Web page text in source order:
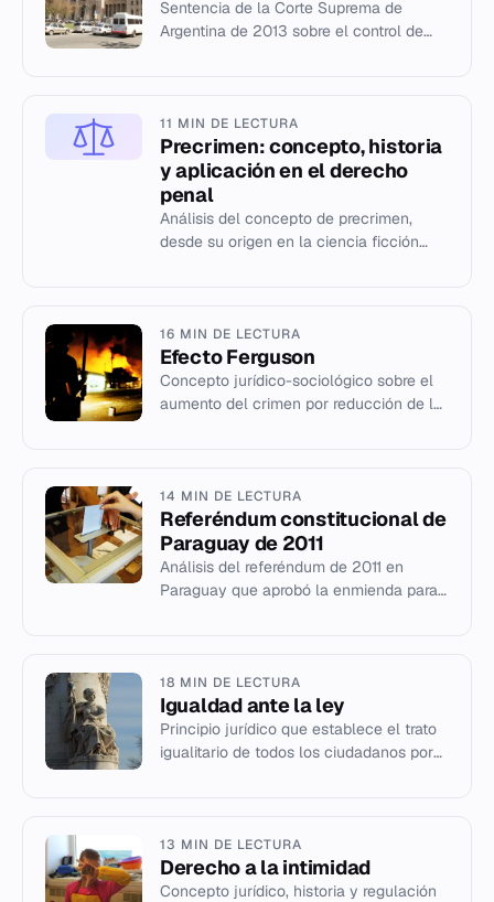
Sentencia de la Corte Suprema de
Argentina de 2013 sobre el control de
11 MIN DE LECTURA
Precrimen: concepto, historia
y aplicación en el derecho
penal
Análisis del concepto de precrimen,
desde su origen en la ciencia ficción
16 MIN DE LECTURA
Efecto Ferguson
Concepto jurídico-sociológico sobre el
aumento del crimen por reducción de la
14 MIN DE LECTURA
Referéndum constitucional de
Paraguay de 2011
Análisis del referéndum de 2011 en
Paraguay que aprobó la enmienda para
18 MIN DE LECTURA
Igualdad ante la ley
Principio jurídico que establece el trato
igualitario de todos los ciudadanos por
13 MIN DE LECTURA
Derecho a la intimidad
Concepto jurídico, historia y regulación